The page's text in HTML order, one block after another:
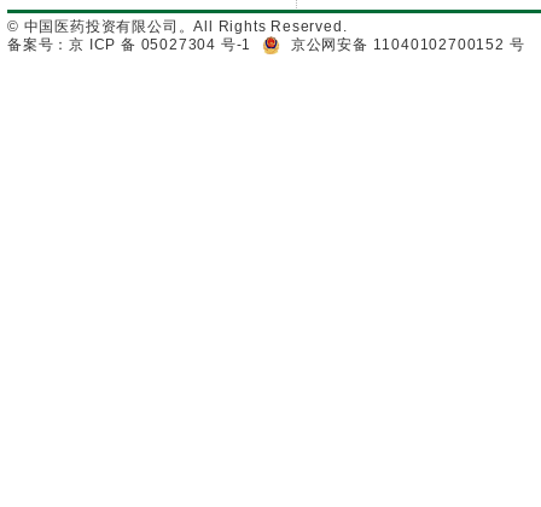
© 中国医药投资有限公司。All Rights Reserved.
备案号：京 ICP 备 05027304 号-1
京公网安备 11040102700152 号